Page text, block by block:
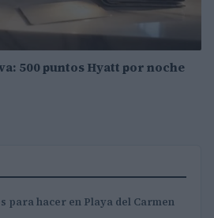
500 puntos Hyatt por noche
para hacer en Playa del Carmen